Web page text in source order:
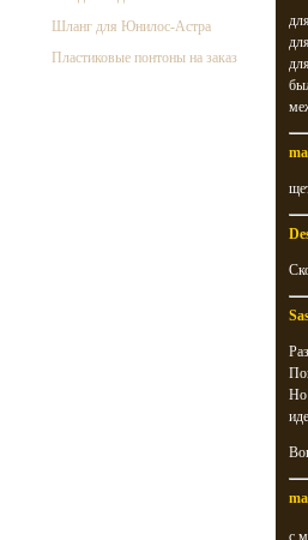
Шланг для Юнилос-Астра
Пластиковые понтоны на заказ
Но
c